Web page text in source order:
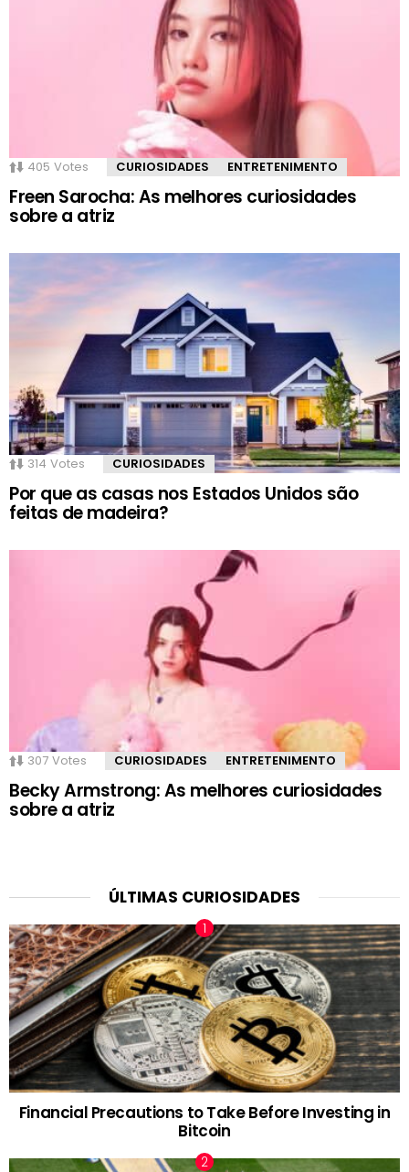
405 Votes CURIOSIDADES ENTRETENIMENTO
Freen Sarocha: As melhores curiosidades
sobre a atriz
314 Votes CURIOSIDADES
Por que as casas nos Estados Unidos são
feitas de madeira?
307 Votes CURIOSIDADES ENTRETENIMENTO
Becky Armstrong: As melhores curiosidades
sobre a atriz
ÚLTIMAS CURIOSIDADES
Financial Precautions to Take Before Investing in
Bitcoin